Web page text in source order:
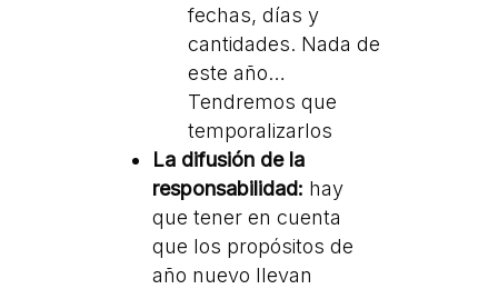
fechas, días y
cantidades. Nada de
este año…
Tendremos que
temporalizarlos
La difusión de la
responsabilidad: hay
que tener en cuenta
que los propósitos de
año nuevo llevan